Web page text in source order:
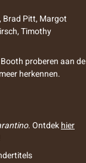
,Brad Pitt,Margot
,Timothy
proberen aan de
herkennen.
. Ontdekhier